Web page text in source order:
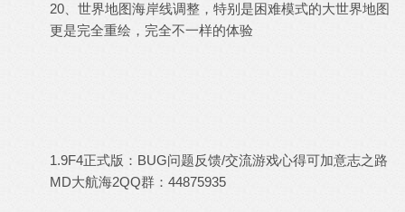
20、世界地图海岸线调整，特别是困难模式的大世界地图
更是完全重绘，完全不一样的体验
1.9F4正式版：BUG问题反馈/交流游戏心得可加意志之路
MD大航海2QQ群：44875935